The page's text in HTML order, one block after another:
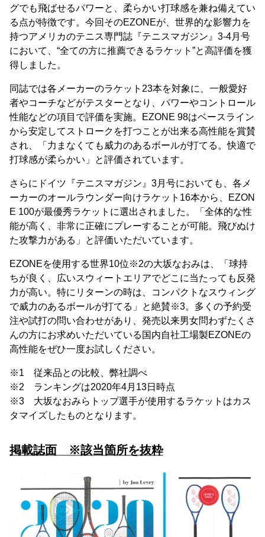
グでも飛ばせるパワーと、柔らかい打球感を兼ね備えてい
る点が特徴です。今回そのEZONEが、世界的な影響力を
持つアメリカのテニス専門誌『テニスマガジン』3-4月号
において、“全ての方に推薦できるラケット”と高評価を獲
得しました。
同誌では各メーカーのラケット23本を対象に、一般愛好
者やコーチなどがテスターとなり、パワーやコントロール
性能などの項目で評価を実施。EZONE 98はベースライン
から安定してストロークを打つことが出来る高性能を賞賛
され、「力まなくても威力のあるボールが打てる。快適で
打球感が柔らかい」と評価されています。
さらにドイツ『テニスマガジン』3月号においても、各メ
ーカーのオールラウンダー向けラケット16本から、EZON
E 100が最優秀ラケットに選出されました。「全体的な性
能が高く、非常に正確にプレーすることが可能。飛びぬけ
た攻撃力がある」と評価いただいています。
EZONEを使用する世界10位※2の大坂なおみは、「球持
ちが良く、広いスウィートエリアでどこに当たっても反発
力が高い。特にリターンの時は、コンパクトなスウィング
で威力のあるボールが打てる」と絶賛※3。多くの予約受
注や試打の問い合わせがあり、発売以来男女問わずたくさ
んの方にお求めいただいている国内自社工場製EZONEの
高性能をぜひ一度お試しください。
※1 従来品との比較、弊社調べ
※2 ランキングは2020年4月13日時点
※3 大坂なおみらトップ選手が使用するラケットはカス
タマイズしたものとなります。
掲載誌面 ※該当箇所を抜粋